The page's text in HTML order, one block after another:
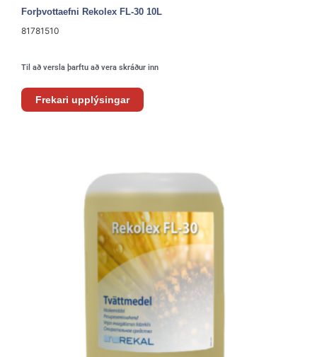
Forþvottaefni Rekolex FL-30 10L
81781510
Til að versla þarftu að vera skráður inn
Frekari upplýsingar